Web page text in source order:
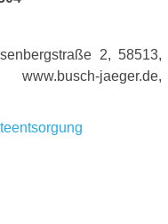
2, 58513,
jaeger.de,